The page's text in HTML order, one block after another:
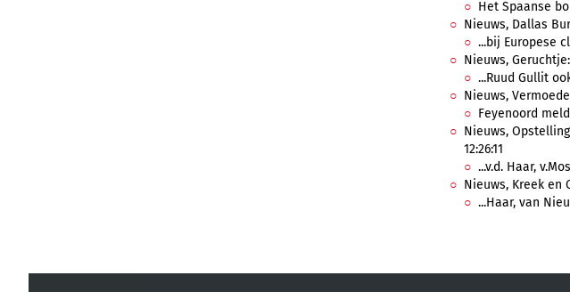
Het Spaanse
Nieuws, Dallas
...bij Europese
Nieuws,
...Ruud Gullit
Nieuws,
Feyenoord
Nieuws,
12:26:11
...v.d. Haar,
Nieuws, Kreek en
...Haar, van